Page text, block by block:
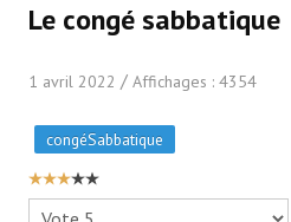
- Actu CSE et + / La Gazette Scalian
- - Slidehow Actu CSE et +
Le congé sabbatique
1 avril 2022 Affichages : 4354
congéSabbatique
VOTE
UTILISATEUR:3/5
Veuillez